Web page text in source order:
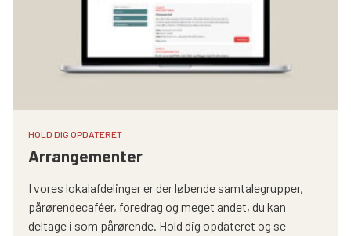
HOLD DIG OPDATERET
Arrangementer
I vores lokalafdelinger er der løbende samtalegrupper,
pårørendecaféer, foredrag og meget andet, du kan
deltage i som pårørende. Hold dig opdateret og se